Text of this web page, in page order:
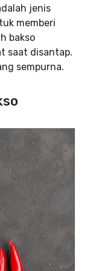
jenis
memberi
bakso
saat disantap.
sempurna.